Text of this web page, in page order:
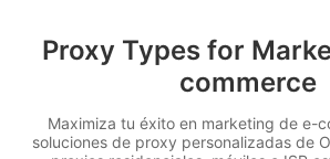
Proxy Types for
commerce
Maximiza tu éxito en marketing de e-
soluciones de proxy personalizadas de